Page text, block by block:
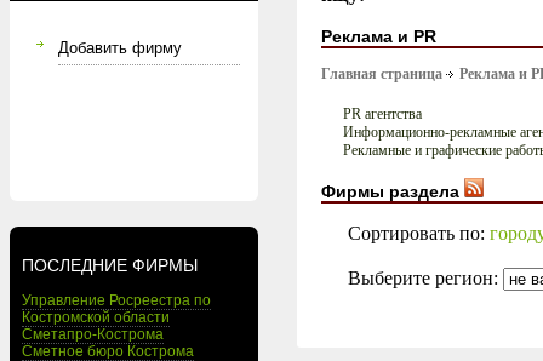
Добавить фирму
ПОСЛЕДНИЕ ФИРМЫ
Управление Росреестра по
Костромской области
Сметапро-Кострома
Сметное бюро Кострома
Реклама и PR
Главная страница Реклама и
PR агентства
Информационно-рекламные
Рекламные и графические
Фирмы раздела
Сортировать по:
Выберите регион: